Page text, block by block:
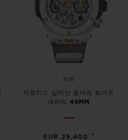
빅뱅
리로디드 킬리안 음바페 화이트
세라믹 44MM
EUR 29,400 •